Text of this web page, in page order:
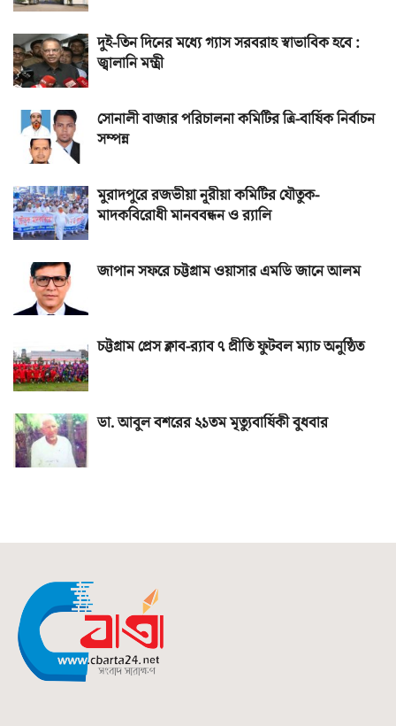
দুই-তিন দিনের মধ্যে গ্যাস সরবরাহ স্বাভাবিক হবে :
জ্বালানি মন্ত্রী
সোনালী বাজার পরিচালনা কমিটির ত্রি-বার্ষিক নির্বাচন
সম্পন্ন
মুরাদপুরে রজভীয়া নূরীয়া কমিটির যৌতুক-
মাদকবিরোধী মানববন্ধন ও র‌্যালি
জাপান সফরে চট্টগ্রাম ওয়াসার এমডি জানে আলম
চট্টগ্রাম প্রেস ক্লাব-র‌্যাব ৭ প্রীতি ফুটবল ম্যাচ অনুষ্ঠিত
ডা. আবুল বশরের ২১তম মৃত্যুবার্ষিকী বুধবার